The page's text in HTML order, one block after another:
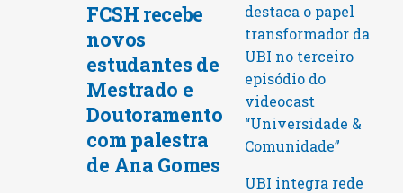
FCSH recebe
novos
estudantes de
Mestrado e
Doutoramento
com palestra
de Ana Gomes
destaca o papel
transformador da
UBI no terceiro
episódio do
videocast
“Universidade &
Comunidade”
UBI integra rede